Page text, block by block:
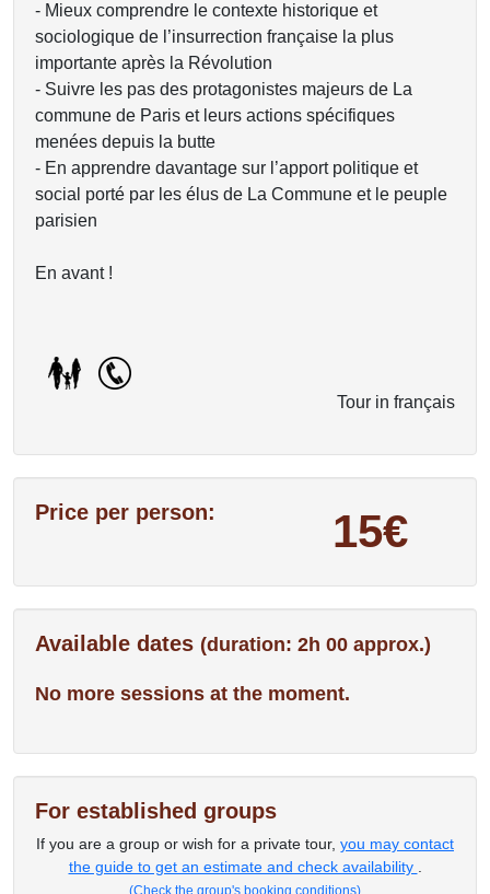
- Mieux comprendre le contexte historique et
sociologique de l’insurrection française la plus
importante après la Révolution
- Suivre les pas des protagonistes majeurs de La
commune de Paris et leurs actions spécifiques
menées depuis la butte
- En apprendre davantage sur l’apport politique et
social porté par les élus de La Commune et le peuple
parisien
En avant !
Tour in français
Price per person: 15€
Available dates (duration: 2h 00 approx.)
No more sessions at the moment.
For established groups
If you are a group or wish for a private tour, you may contact
the guide to get an estimate and check availability
(Check the group's booking conditions)